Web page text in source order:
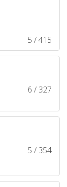
5 / 415
6 / 327
5 / 354